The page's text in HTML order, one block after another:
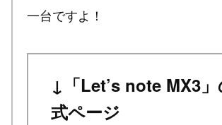
一台ですよ！
↓「Let’s note MX3
式ページ